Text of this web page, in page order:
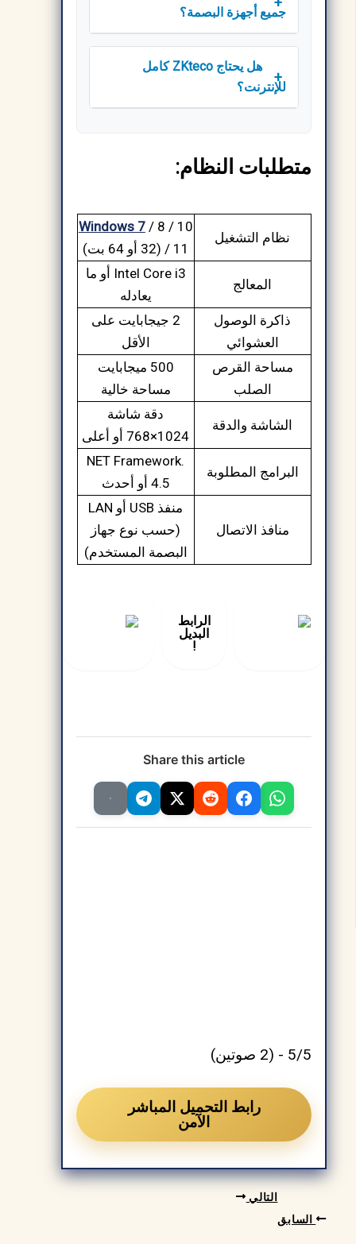
جميع أجهزة البصمة؟
هل يحتاج ZKteco كامل
للإنترنت؟
+
متطلبات النظام:
نظام التشغيل
Windows 7/ 8 / 10
/ 11 (32 أو 64 بت)
المعالج
Intel Core i3 أو ما
يعادله
ذاكرة الوصول
العشوائي
2 جيجابايت على
الأقل
مساحة القرص
الصلب
500 ميجابايت
مساحة خالية
الشاشة والدقة
دقة شاشة
1024×768 أو أعلى
البرامج المطلوبة
.NET Framework
4.5 أو أحدث
منافذ الاتصال
منفذ USB أو LAN
(حسب نوع جهاز
البصمة المستخدم)
الرابط
البديل
!
Share this article
5/5 - (2 صوتين)
رابط التحميل المباشر
الآمن
السابق
التالي